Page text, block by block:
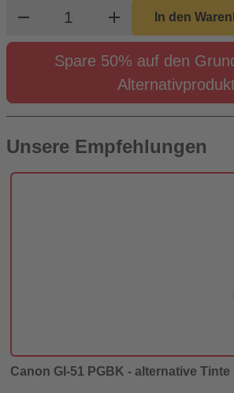
remove Produkt Warenkorb
add In den
Spare 50% auf den
Alternativprodukt
Unsere Empfehlungen
Canon GI-51 PGBK - alternative